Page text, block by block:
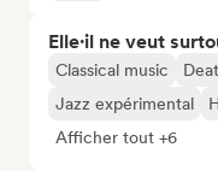
Elle·il ne veut
Classical music
Jazz expérimental
Afficher tout +6